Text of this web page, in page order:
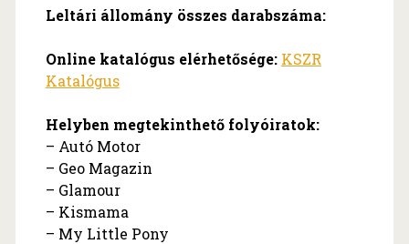
Leltári állomány összes darabszáma:
Online katalógus elérhetősége: KSZR
Katalógus
Helyben megtekinthető folyóiratok:
– Autó Motor
– Geo Magazin
– Glamour
– Kismama
– My Little Pony